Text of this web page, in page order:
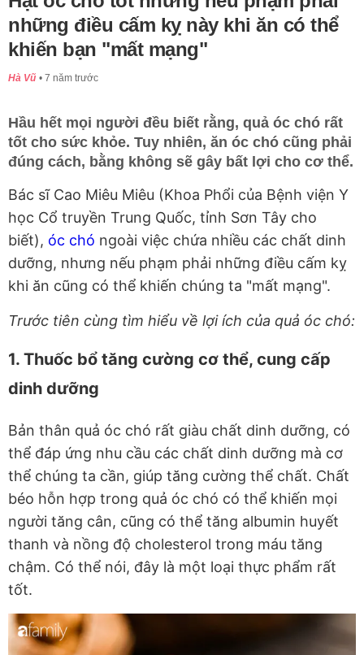
những điều cấm kỵ này khi ăn có thể
khiến bạn "mất mạng"
Hà Vũ 7 năm trước
Hầu hết mọi người đều biết rằng, quả óc chó rất
tốt cho sức khỏe. Tuy nhiên, ăn óc chó cũng phải
đúng cách, bằng không sẽ gây bất lợi cho cơ thể.
Bác sĩ Cao Miêu Miêu (Khoa Phổi của Bệnh viện Y
học Cổ truyền Trung Quốc, tỉnh Sơn Tây cho
biết), óc chó ngoài việc chứa nhiều các chất dinh
dưỡng, nhưng nếu phạm phải những điều cấm kỵ
khi ăn cũng có thể khiến chúng ta "mất mạng".
Trước tiên cùng tìm hiểu về lợi ích của quả óc chó:
1. Thuốc bổ tăng cường cơ thể, cung cấp
dinh dưỡng
Bản thân quả óc chó rất giàu chất dinh dưỡng, có
thể đáp ứng nhu cầu các chất dinh dưỡng mà cơ
thể chúng ta cần, giúp tăng cường thể chất. Chất
béo hỗn hợp trong quả óc chó có thể khiến mọi
người tăng cân, cũng có thể tăng albumin huyết
thanh và nồng độ cholesterol trong máu tăng
chậm. Có thể nói, đây là một loại thực phẩm rất
tốt.